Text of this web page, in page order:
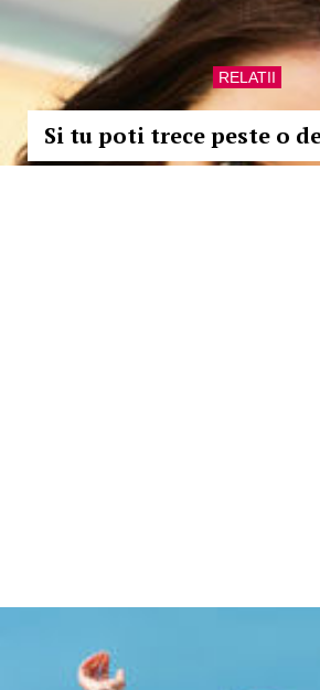
RELATII
Si tu poti trece peste o